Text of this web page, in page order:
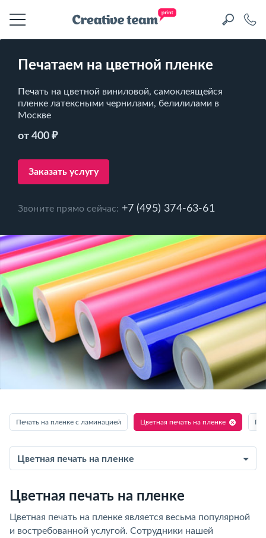
Печатаем на цветной пленке
Печать на цветной виниловой, самоклеящейся
пленке латексными чернилами, белилилами в
Москве
от 400 ₽
Заказать услугу
Звоните прямо сейчас: +7 (495) 374-63-61
Печать на пленке с ламинацией Цветная печать на пленке
Цветная печать на пленке
Цветная печать на пленке
Цветная печать на пленке является весьма популярной
и востребованной услугой. Сотрудники нашей